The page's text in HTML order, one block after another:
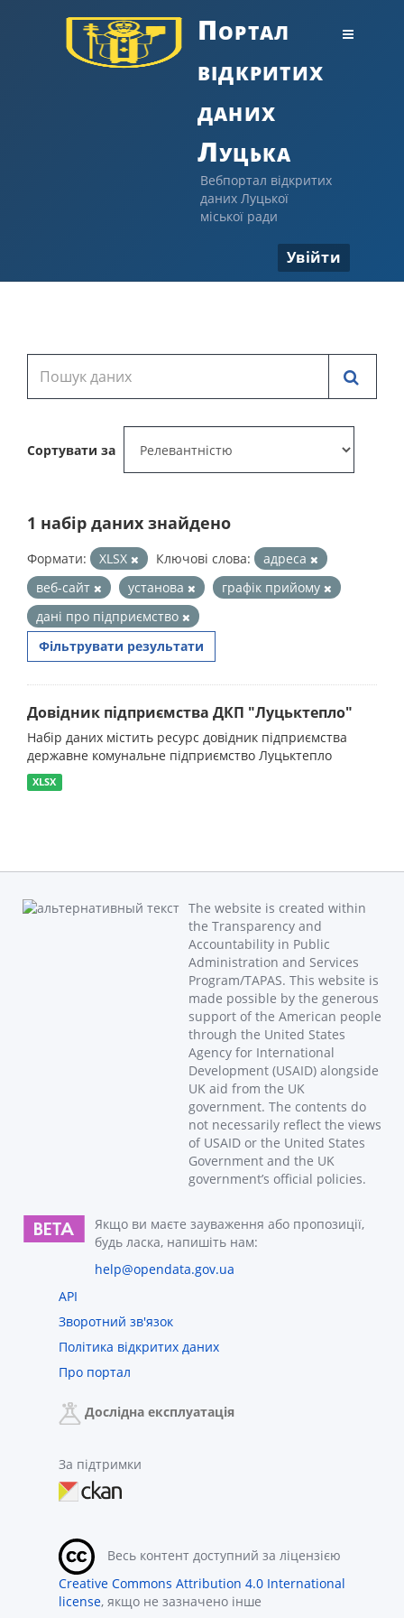
Портал
відкритих
даних
Луцька
Вебпортал відкритих
даних Луцької
міської ради
Увійти
Сортувати за
1 набір даних знайдено
Формати: XLSX Ключові слова:
адреса
веб-сайт
установа
графік прийому
дані про підприємство
Фільтрувати результати
Довідник підприємства ДКП "Луцьктепло"
Набір даних містить ресурс довідник підприємства
державне комунальне підприємство Луцьктепло
XLSX
The website is created within
the Transparency and
Accountability in Public
Administration and Services
Program/TAPAS. This website is
made possible by the generous
support of the American people
through the United States
Agency for International
Development (USAID) alongside
UK aid from the UK
government. The contents do
not necessarily reflect the views
of USAID or the United States
Government and the UK
government’s official policies.
Якщо ви маєте зауваження або пропозиції,
будь ласка, напишіть нам:
help@opendata.gov.ua
API
Зворотний зв'язок
Політика відкритих даних
Про портал
Дослідна експлуатація
За підтримки
Весь контент доступний за ліцензією
Creative Commons Attribution 4.0 International
license, якщо не зазначено інше